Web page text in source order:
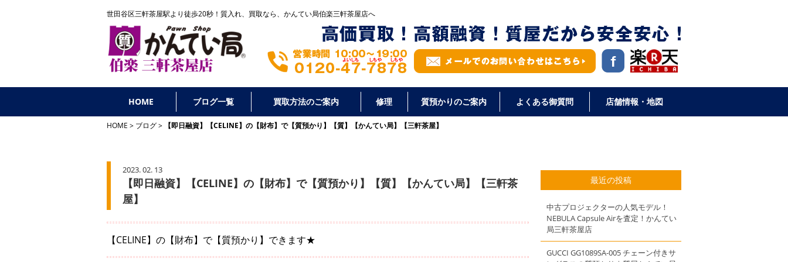
世田谷区三軒茶屋駅より徒歩20秒！ 質入れ、買取なら、かんてい局伯楽三軒茶屋店へ
HOME ブログ一覧 買取方法のご案内 修理 質預かりのご案内 よくある御質問 店舗情報・地図
HOME ブログ 【即日融資】【CELINE】の【財布】で【質預かり】【質】【かんてい局】【三軒茶屋】
2023. 02. 13
【即日融資】【CELINE】の【財布】で【質預かり】【質】【かんてい局】【三軒茶
屋】
【CELINE】の【財布】で【質預かり】できます★
最近の投稿
中古プロジェクターの人気モデル！
NEBULA Capsule Airを査定！かんてい
局三軒茶屋店
GUCCI GG1089SA-005 チェーン付きサ